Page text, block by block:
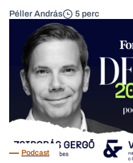
Péller András 5 perc
Podcast